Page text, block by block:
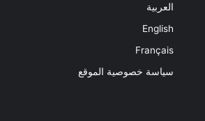
العربية
English
Français
سياسة خصوصية الموقع